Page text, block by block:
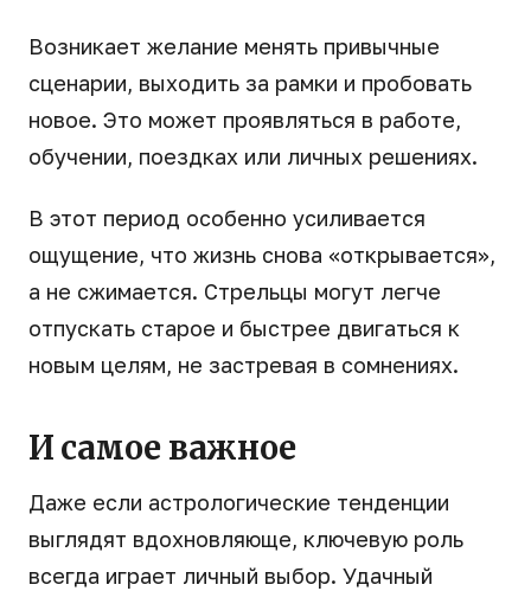
Возникает желание менять привычные
сценарии, выходить за рамки и пробовать
новое. Это может проявляться в работе,
обучении, поездках или личных решениях.
В этот период особенно усиливается
ощущение, что жизнь снова «открывается»,
а не сжимается. Стрельцы могут легче
отпускать старое и быстрее двигаться к
новым целям, не застревая в сомнениях.
И самое важное
Даже если астрологические тенденции
выглядят вдохновляюще, ключевую роль
всегда играет личный выбор. Удачный